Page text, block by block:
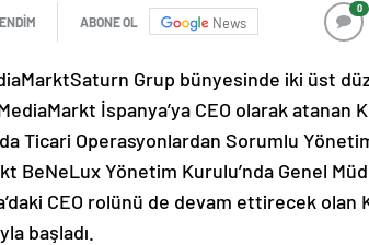
ABONE OL News
0
Grup bünyesinde iki üst
MediaMarkt İspanya’ya CEO olarak
Ticari Operasyonlardan Sorumlu
BeNeLux Yönetim Kurulu’nda Genel
CEO rolünü de devam ettirecek olan
başladı.